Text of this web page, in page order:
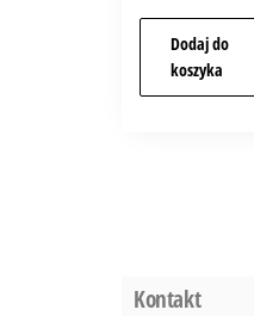
Dodaj do
koszyka
Kontakt